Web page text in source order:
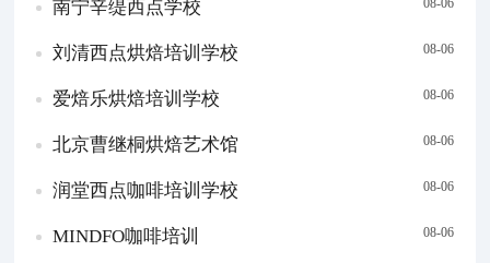
南宁辛缇西点学校
刘清西点烘焙培训学校 08-06
爱焙乐烘焙培训学校 08-06
北京曹继桐烘焙艺术馆 08-06
润堂西点咖啡培训学校 08-06
MINDFO咖啡培训 08-06